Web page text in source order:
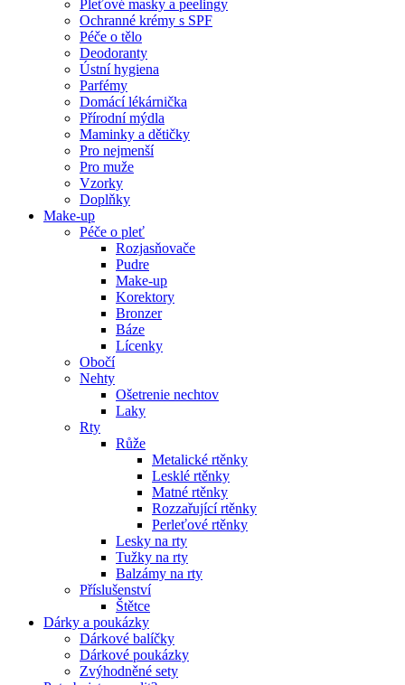
Pleťové masky a peelingy
Ochranné krémy s SPF
Péče o tělo
Deodoranty
Ústní hygiena
Parfémy
Domácí lékárnička
Přírodní mýdla
Maminky a dětičky
Pro nejmenší
Pro muže
Vzorky
Doplňky
Make-up
Péče o pleť
Rozjasňovače
Pudre
Make-up
Korektory
Bronzer
Báze
Lícenky
Obočí
Nehty
Ošetrenie nechtov
Laky
Rty
Růže
Metalické rtěnky
Lesklé rtěnky
Matné rtěnky
Rozzařující rtěnky
Perleťové rtěnky
Lesky na rty
Tužky na rty
Balzámy na rty
Příslušenství
Štětce
Dárky a poukázky
Dárkové balíčky
Dárkové poukázky
Zvýhodněné sety